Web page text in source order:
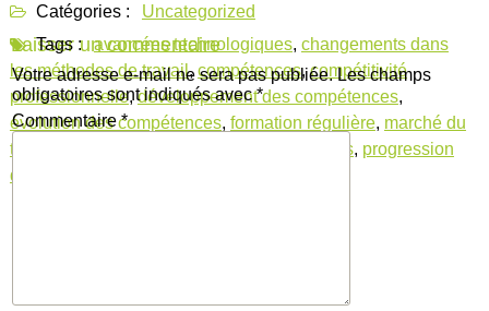
Catégories :
Uncategorized
Tags : avancées technologiques, changements dans
les méthodes de travail,compétences,compétitivité
professionnelle,développement des compétences,
évolution des compétences, formation régulière, marché du
travail
opportunités, progression
de carrière
Laisser un commentaire
Votre adresse e-mail ne sera pas publiée. Les champs
obligatoires sont indiqués avec*
Commentaire*